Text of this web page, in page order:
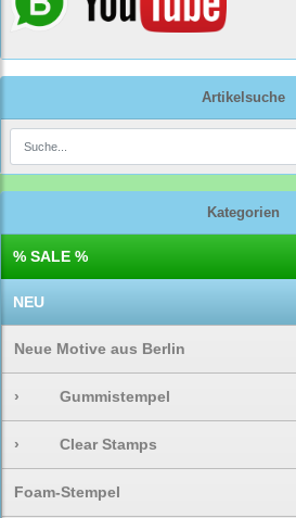
Artikelsuche
Kategorien
% SALE %
NEU
Neue Motive aus Berlin
› Gummistempel
› Clear Stamps
Foam-Stempel